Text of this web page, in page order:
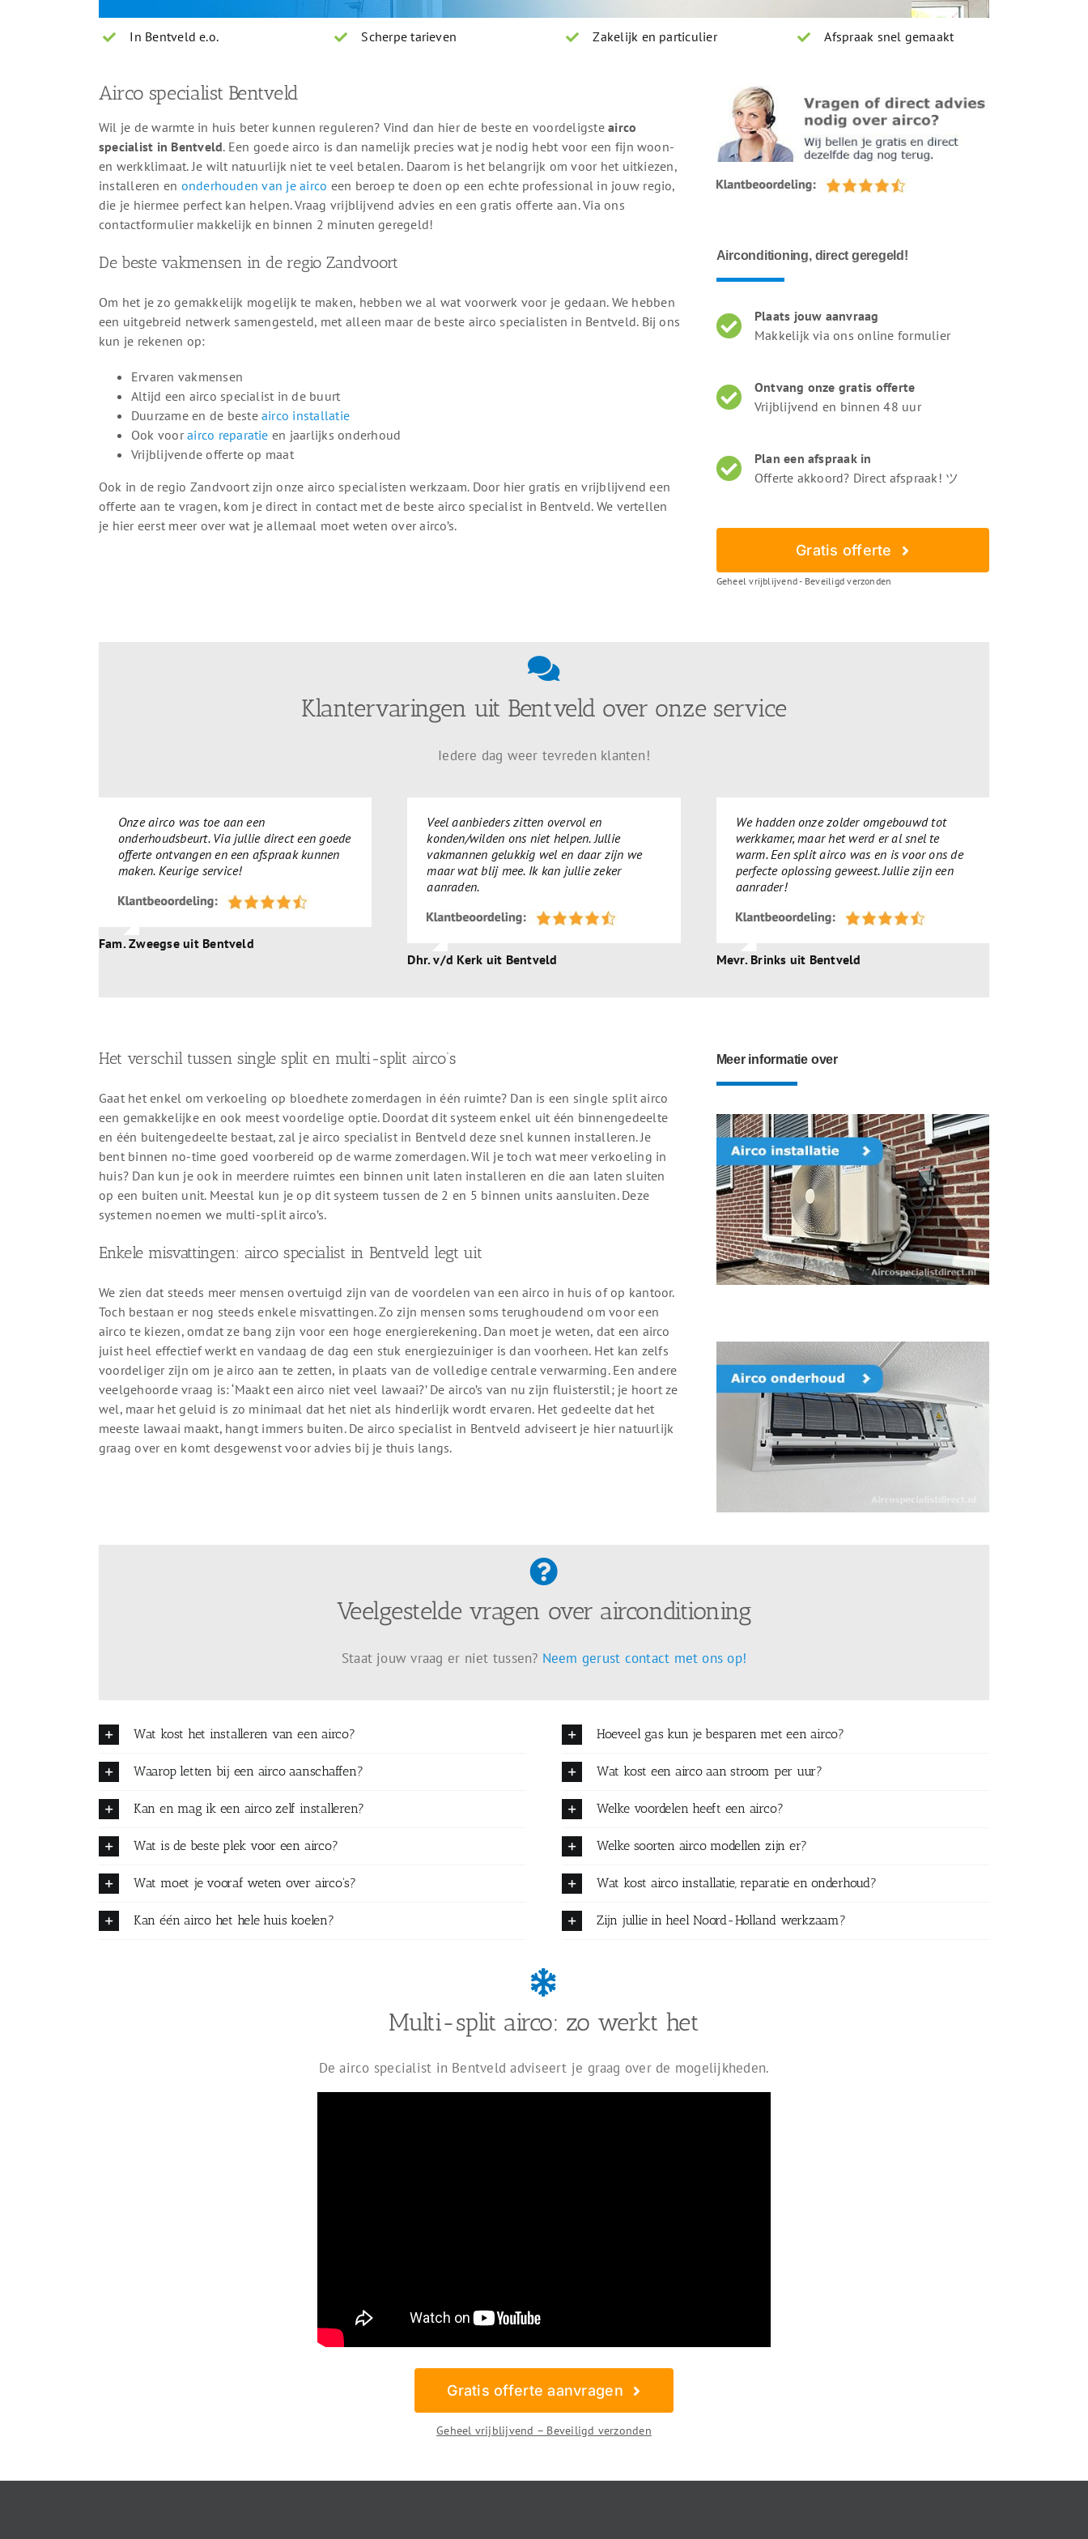
In Bentveld e.o. Scherpe tarieven Zakelijk en particulier Afspraak snel gemaakt
Airco specialist Bentveld
Wil je de warmte in huis beter kunnen reguleren? Vind dan hier de beste en voordeligsteairco
specialist in Bentveld. Een goede airco is dan namelijk precies wat je nodig hebt voor een fijn woon-
en werkklimaat. Je wilt natuurlijk niet te veel betalen. Daarom is het belangrijk om voor het uitkiezen,
installeren en onderhouden van je airco een beroep te doen op een echte professional in jouw regio,
die je hiermee perfect kan helpen. Vraag vrijblijvend advies en een gratis offerte aan. Via ons
contactformulier makkelijk en binnen 2 minuten geregeld!
De beste vakmensen in de regio Zandvoort
Om het je zo gemakkelijk mogelijk te maken, hebben we al wat voorwerk voor je gedaan. We hebben
een uitgebreid netwerk samengesteld, met alleen maar de beste airco specialisten in Bentveld. Bij ons
kun je rekenen op:
Ervaren vakmensen
Altijd een airco specialist in de buurt
Duurzame en de beste airco installatie
Ook voorairco reparatie en jaarlijks onderhoud
Vrijblijvende offerte op maat
Ook in de regio Zandvoort zijn onze airco specialisten werkzaam. Door hier gratis en vrijblijvend een
offerte aan te vragen, kom je direct in contact met de beste airco specialist in Bentveld. We vertellen
je hier eerst meer over wat je allemaal moet weten over airco’s.
Airconditioning, direct geregeld!
Plaats jouw aanvraag
Makkelijk via ons online formulier
Ontvang onze gratis offerte
Vrijblijvend en binnen 48 uur
Plan een afspraak in
Offerte akkoord? Direct afspraak! ツ
Gratis offerte
Geheel vrijblijvend - Beveiligd verzonden
Klantervaringen uit Bentveld over onze service
Iedere dag weer tevreden klanten!
Onze airco was toe aan een
onderhoudsbeurt. Via jullie direct een goede
offerte ontvangen en een afspraak kunnen
maken. Keurige service!
Fam. Zweegse uit Bentveld
Veel aanbieders zitten overvol en
konden/wilden ons niet helpen. Jullie
vakmannen gelukkig wel en daar zijn we
maar wat blij mee. Ik kan jullie zeker
aanraden.
Dhr. v/d Kerk uit Bentveld
We hadden onze zolder omgebouwd tot
werkkamer, maar het werd er al snel te
warm. Een split airco was en is voor ons de
perfecte oplossing geweest. Jullie zijn een
aanrader!
Mevr. Brinks uit Bentveld
Het verschil tussen single split en multi-split airco’s
Gaat het enkel om verkoeling op bloedhete zomerdagen in één ruimte? Dan is een single split airco
een gemakkelijke en ook meest voordelige optie. Doordat dit systeem enkel uit één binnengedeelte
en één buitengedeelte bestaat, zal je airco specialist in Bentveld deze snel kunnen installeren. Je
bent binnen no-time goed voorbereid op de warme zomerdagen. Wil je toch wat meer verkoeling in
huis? Dan kun je ook in meerdere ruimtes een binnen unit laten installeren en die aan laten sluiten
op een buiten unit. Meestal kun je op dit systeem tussen de 2 en 5 binnen units aansluiten. Deze
systemen noemen we multi-split airco’s.
Enkele misvattingen: airco specialist in Bentveld legt uit
We zien dat steeds meer mensen overtuigd zijn van de voordelen van een airco in huis of op kantoor.
Toch bestaan er nog steeds enkele misvattingen. Zo zijn mensen soms terughoudend om voor een
airco te kiezen, omdat ze bang zijn voor een hoge energierekening. Dan moet je weten, dat een airco
juist heel effectief werkt en vandaag de dag een stuk energiezuiniger is dan voorheen. Het kan zelfs
voordeliger zijn om je airco aan te zetten, in plaats van de volledige centrale verwarming. Een andere
veelgehoorde vraag is: ‘Maakt een airco niet veel lawaai?’ De airco’s van nu zijn fluisterstil; je hoort ze
wel, maar het geluid is zo minimaal dat het niet als hinderlijk wordt ervaren. Het gedeelte dat het
meeste lawaai maakt, hangt immers buiten. De airco specialist in Bentveld adviseert je hier natuurlijk
graag over en komt desgewenst voor advies bij je thuis langs.
Meer informatie over
Veelgestelde vragen over airconditioning
Staat jouw vraag er niet tussen? Neem gerust contact met ons op!
Wat kost het installeren van een airco?
Waarop letten bij een airco aanschaffen?
Kan en mag ik een airco zelf installeren?
Wat is de beste plek voor een airco?
Wat moet je vooraf weten over airco's?
Kan één airco het hele huis koelen?
Hoeveel gas kun je besparen met een airco?
Wat kost een airco aan stroom per uur?
Welke voordelen heeft een airco?
Welke soorten airco modellen zijn er?
Wat kost airco installatie, reparatie en onderhoud?
Zijn jullie in heel Noord-Holland werkzaam?
Multi-split airco: zo werkt het
De airco specialist in Bentveld adviseert je graag over de mogelijkheden.
Gratis offerte aanvragen
Geheel vrijblijvend – Beveiligd verzonden